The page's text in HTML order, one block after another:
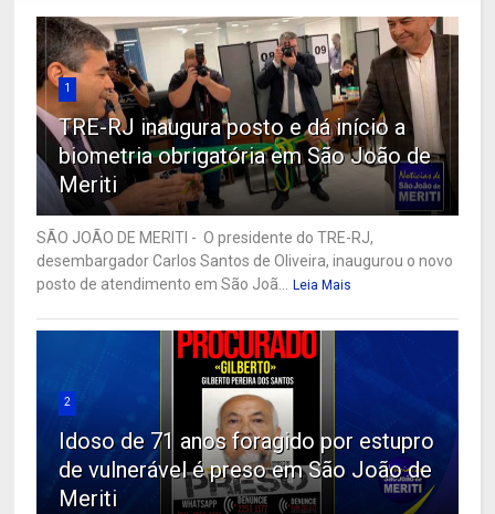
1
TRE-RJ inaugura posto e dá início a
biometria obrigatória em São João de
Meriti
SÃO JOÃO DE MERITI - O presidente do TRE-RJ,
desembargador Carlos Santos de Oliveira, inaugurou o novo
posto de atendimento em São Joã... Leia Mais
2
Idoso de 71 anos foragido por estupro
de vulnerável é preso em São João de
Meriti